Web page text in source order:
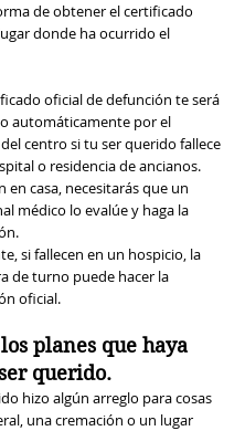
de obtener el certificado
donde ha ocurrido el
oficial de defunción te será
automáticamente por el
centro si tu ser querido fallece
o residencia de ancianos.
en casa, necesitarás que un
médico lo evalúe y haga la
si fallecen en un hospicio, la
de turno puede hacer la
oficial.
planes que haya
querido.
hizo algún arreglo para cosas
una cremación o un lugar